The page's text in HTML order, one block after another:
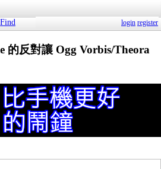
Find login register
的反對讓 Ogg Vorbis/Theora